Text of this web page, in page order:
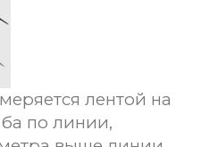
лентой на
по линии,